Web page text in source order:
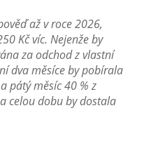
až v roce 2026,
Kč víc. Nejenže by
za odchod z vlastní
dva měsíce by pobírala
pátý měsíc 40 % z
celou dobu by dostala